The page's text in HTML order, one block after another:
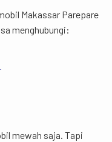
Makassar Parepare
menghubungi:
mewah saja. Tapi